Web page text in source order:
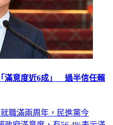
滿意度近6成」 過半信任賴
職滿兩周年，民進黨今